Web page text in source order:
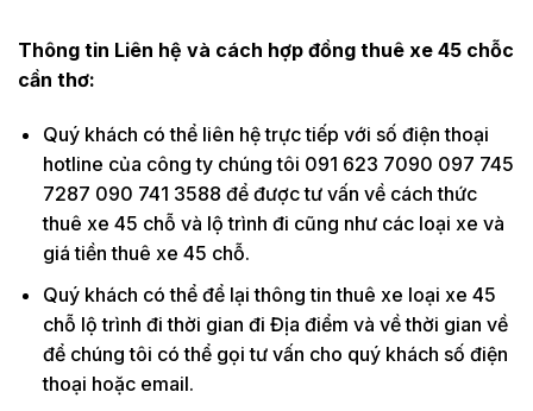
Thông tin Liên hệ và cách hợp đồng thuê xe 45 chỗc
cần thơ:
Quý khách có thể liên hệ trực tiếp với số điện thoại
hotline của công ty chúng tôi 091 623 7090 097 745
7287 090 741 3588 để được tư vấn về cách thức
thuê xe 45 chỗ và lộ trình đi cũng như các loại xe và
giá tiền thuê xe 45 chỗ.
Quý khách có thể để lại thông tin thuê xe loại xe 45
chỗ lộ trình đi thời gian đi Địa điểm và về thời gian về
để chúng tôi có thể gọi tư vấn cho quý khách số điện
thoại hoặc email.